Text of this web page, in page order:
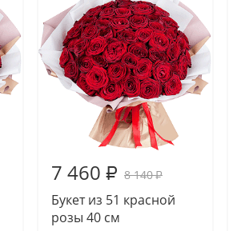
7 460 ₽ 8 140₽
Букет из 51 красной
розы 40 см